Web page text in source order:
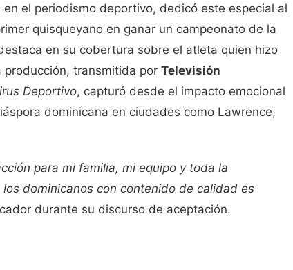
el periodismo deportivo, dedicó este especial al
quisqueyano en ganar un campeonato de la
en su cobertura sobre el atleta quien hizo
producción, transmitida por Televisión
Deportivo, capturó desde el impacto emocional
dominicana en ciudades como Lawrence,
para mi familia, mi equipo y toda la
dominicanos con contenido de calidad es
durante su discurso de aceptación.